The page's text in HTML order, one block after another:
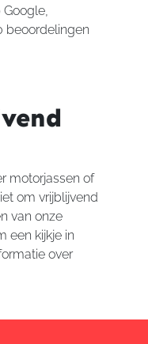
Google,
beoordelingen
motorjassen of
om vrijblijvend
van onze
een kijkje in
over